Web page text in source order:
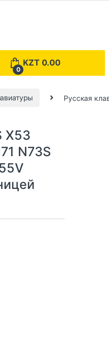
0
KZT 0.00
Русская
X53
N73S